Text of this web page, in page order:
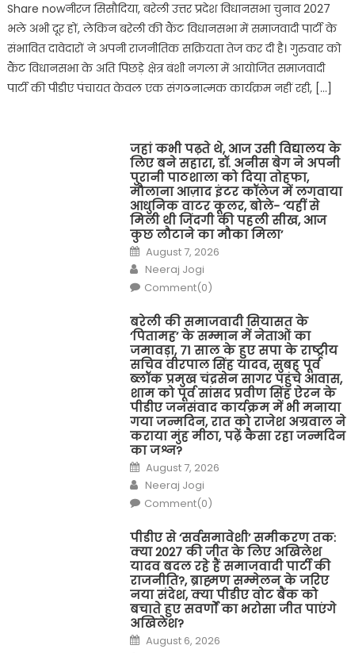
Share nowनीरज सिसौदिया, बरेली उत्तर प्रदेश विधानसभा चुनाव 2027
भले अभी दूर हों, लेकिन बरेली की कैंट विधानसभा में समाजवादी पार्टी के
संभावित दावेदारों ने अपनी राजनीतिक सक्रियता तेज कर दी है। गुरुवार को
कैंट विधानसभा के अति पिछड़े क्षेत्र बंशी नगला में आयोजित समाजवादी
पार्टी की पीडीए पंचायत केवल एक संगठनात्मक कार्यक्रम नहीं रही, […]
जहां कभी पढ़ते थे, आज उसी विद्यालय के
लिए बने सहारा, डॉ. अनीस बेग ने अपनी
पुरानी पाठशाला को दिया तोहफा,
मौलाना आज़ाद इंटर कॉलेज में लगवाया
आधुनिक वाटर कूलर, बोले- ‘यहीं से
मिली थी जिंदगी की पहली सीख, आज
कुछ लौटाने का मौका मिला’
Posted
on
August 7, 2026
Author
Neeraj Jogi
Comment(0)
बरेली की समाजवादी सियासत के
‘पितामह’ के सम्मान में नेताओं का
जमावड़ा, 71 साल के हुए सपा के राष्ट्रीय
सचिव वीरपाल सिंह यादव, सुबह पूर्व
ब्लॉक प्रमुख चंद्रसेन सागर पहुंचे आवास,
शाम को पूर्व सांसद प्रवीण सिंह ऐरन के
पीडीए जनसंवाद कार्यक्रम में भी मनाया
गया जन्मदिन, रात को राजेश अग्रवाल ने
कराया मुंह मीठा, पढ़ें कैसा रहा जन्मदिन
का जश्न?
Posted
on
August 7, 2026
Author
Neeraj Jogi
Comment(0)
पीडीए से ‘सर्वसमावेशी’ समीकरण तक:
क्या 2027 की जीत के लिए अखिलेश
यादव बदल रहे हैं समाजवादी पार्टी की
राजनीति?, ब्राह्मण सम्मेलन के जरिए
नया संदेश, क्या पीडीए वोट बैंक को
बचाते हुए सवर्णों का भरोसा जीत पाएंगे
अखिलेश?
Posted
on
August 6, 2026